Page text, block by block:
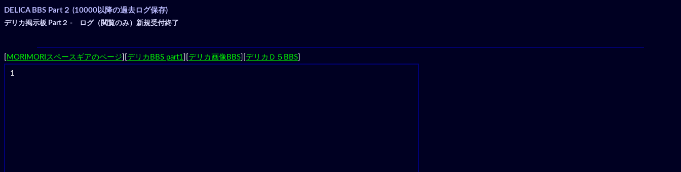
DELICA BBS Part２ (10000以降の過去ログ保存)
デリカ掲示板 Part２ - ログ（閲覧のみ）新規受付終了
MORIMORIスペースギアのページ デリカBBS part1 デリカ画像BBS デリカＤ５BBS
1